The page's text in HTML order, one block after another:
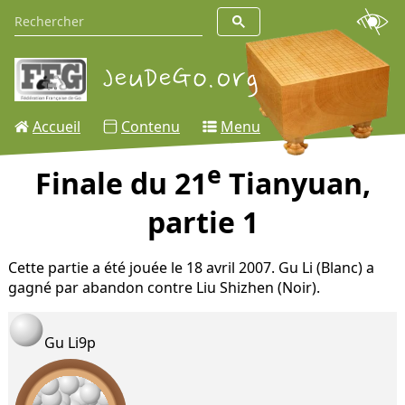
Accueil Contenu Menu
Finale du 21e Tianyuan,
partie 1
Cette partie a été jouée le 18 avril 2007. Gu Li (Blanc) a
gagné par abandon contre Liu Shizhen (Noir).
Gu Li9p